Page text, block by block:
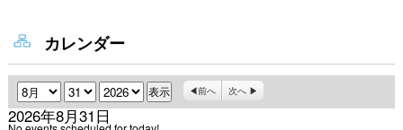
カレンダー
月 日 年 前へ 次へ
2026年8月31日